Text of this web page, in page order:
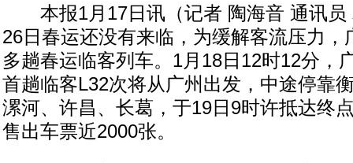
本报1月17日讯（记者 陶海音 通讯员
26日春运还没有来临，为缓解客流压力，
多趟春运临客列车。1月18日12时12分，
首趟临客L32次将从广州出发，中途停靠
漯河、许昌、长葛，于19日9时许抵达终
售出车票近2000张。